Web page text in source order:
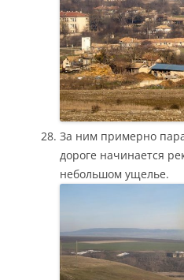
За ним примерно
дороге начинается
небольшом ущелье.